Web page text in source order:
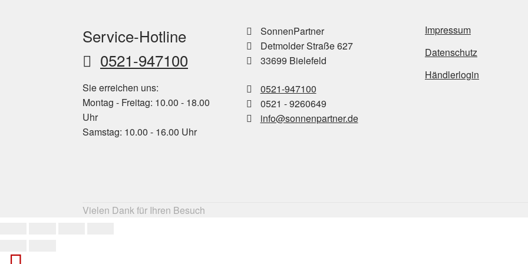
Service-Hotline
0521-947100
Sie erreichen uns:
Montag - Freitag: 10.00 - 18.00
Uhr
Samstag: 10.00 - 16.00 Uhr
SonnenPartner
Detmolder Straße 627
33699 Bielefeld
0521-947100
0521 - 9260649
info@sonnenpartner.de
Impressum
Datenschutz
Händlerlogin
Vielen Dank für Ihren Besuch